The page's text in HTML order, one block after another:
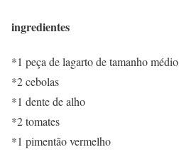
ingredientes
*1 peça de lagarto de tamanho médio
*2 cebolas
*1 dente de alho
*2 tomates
*1 pimentão vermelho